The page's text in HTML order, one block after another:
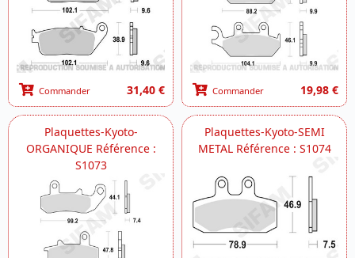
Commander 31,40 € Commander 19,98 €
Plaquettes-Kyoto-
ORGANIQUE Référence :
S1073
Plaquettes-Kyoto-SEMI
METAL Référence : S1074